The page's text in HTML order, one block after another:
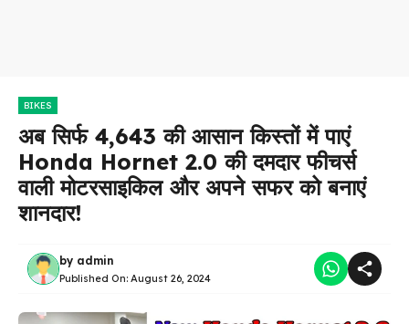
BIKES
अब सिर्फ ₹4,643 की आसान किस्तों में पाएं
Honda Hornet 2.0 की दमदार फीचर्स
वाली मोटरसाइकिल और अपने सफर को बनाएं
शानदार!
by admin
Published On: August 26, 2024